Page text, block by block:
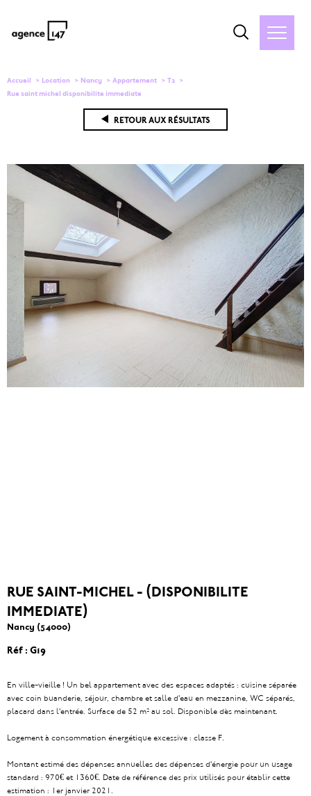
Accueil Location Nancy Appartement
T2
Rue saint michel disponibilite immediate
RETOUR AUX RÉSULTATS
RUE SAINT-MICHEL - (DISPONIBILITE
IMMEDIATE)
Nancy (54000)
Réf : G19
En ville-vieille ! Un bel appartement avec des espaces adaptés : cuisine séparée
avec coin buanderie, séjour, chambre et salle d'eau en mezzanine, WC séparés,
placard dans l'entrée. Surface de 52 m² au sol. Disponible dès maintenant.
Logement à consommation énergétique excessive : classe F.
Montant estimé des dépenses annuelles des dépenses d'énergie pour un usage
standard : 970€ et 1360€. Date de référence des prix utilisés pour établir cette
estimation : 1er janvier 2021.